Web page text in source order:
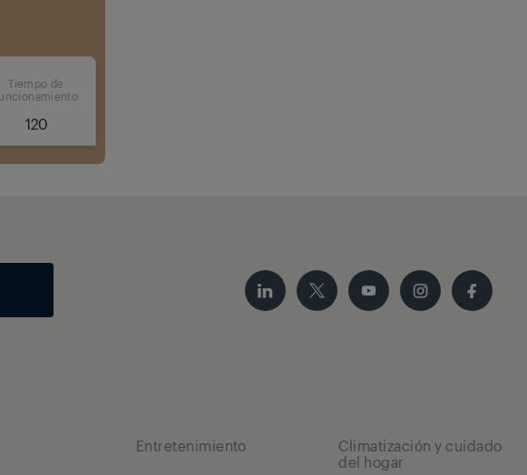
Tiempo de
120
Entretenimiento
Climatización y cuidado
del hogar